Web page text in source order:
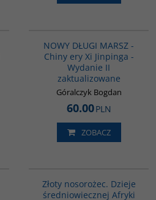
NOWY DŁUGI MARSZ -
Chiny ery Xi Jinpinga -
Wydanie II
zaktualizowane
Góralczyk Bogdan
60.00PLN
ZOBACZ
Złoty nosorożec. Dzieje
średniowiecznej Afryki